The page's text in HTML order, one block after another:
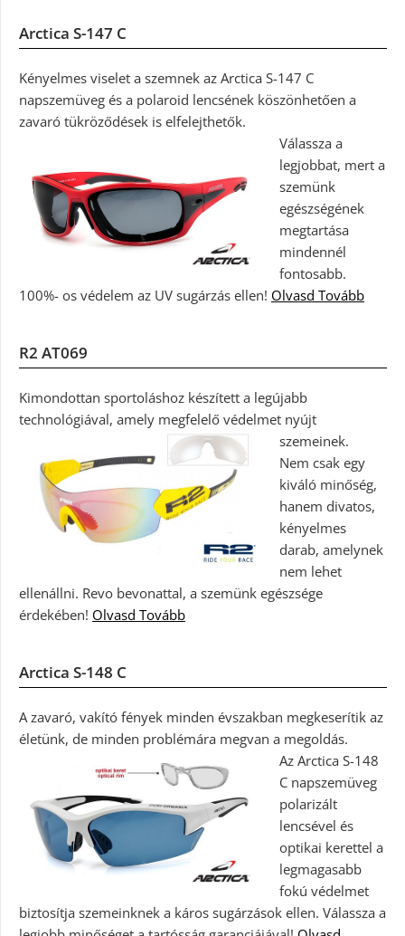
Arctica S-147 C
Kényelmes viselet a szemnek az Arctica S-147 C
napszemüveg és a polaroid lencsének köszönhetően a
zavaró tükröződések is elfelejthetők.
Válassza a
legjobbat, mert a
szemünk
egészségének
megtartása
mindennél
fontosabb.
100%- os védelem az UV sugárzás ellen! Olvasd Tovább
R2 AT069
Kimondottan sportoláshoz készített a legújabb
technológiával, amely megfelelő védelmet nyújt
szemeinek.
Nem csak egy
kiváló minőség,
hanem divatos,
kényelmes
darab, amelynek
nem lehet
ellenállni. Revo bevonattal, a szemünk egészsége
érdekében! Olvasd Tovább
Arctica S-148 C
A zavaró, vakító fények minden évszakban megkeserítik az
életünk, de minden problémára megvan a megoldás.
Az Arctica S-148
C napszemüveg
polarizált
lencsével és
optikai kerettel a
legmagasabb
fokú védelmet
biztosítja szemeinknek a káros sugárzások ellen. Válassza a